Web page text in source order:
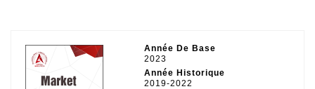
Année De Base
2023
Année Historique
2019-2022